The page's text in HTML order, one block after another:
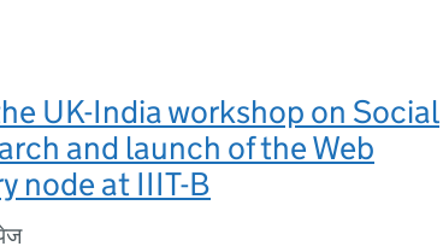
UK-India workshop on Social
and launch of the Web
node at IIIT-B